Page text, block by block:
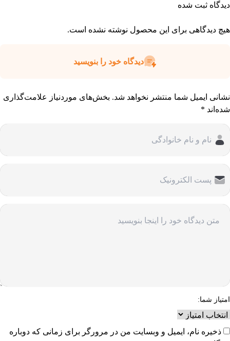
دیدگاه ثبت شده
هیچ دیدگاهی برای این محصول نوشته نشده است.
دیدگاه خود را بنویسید
نشانی ایمیل شما منتشر نخواهد شد. بخش‌های موردنیاز علامت‌گذاری
شده‌اند *
امتیاز شما:
ذخیره نام، ایمیل و وبسایت من در مرورگر برای زمانی که دوباره